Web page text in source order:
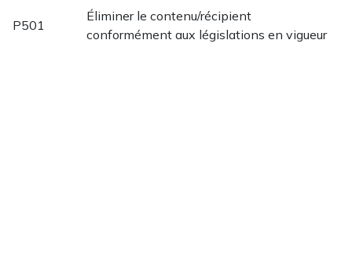
P501
Éliminer le contenu/récipient
conformément aux législations en vigueur